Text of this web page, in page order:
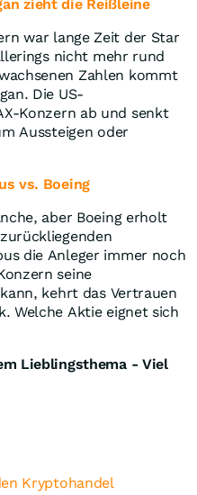
zieht die Reißleine
war lange Zeit der Star
nicht mehr rund
Zahlen kommt
Die US-
Konzern ab und senkt
Aussteigen oder
vs. Boeing
aber Boeing erholt
die Anleger immer noch
seine
kehrt das Vertrauen
Welche Aktie eignet sich
Lieblingsthema - Viel
Kryptohandel